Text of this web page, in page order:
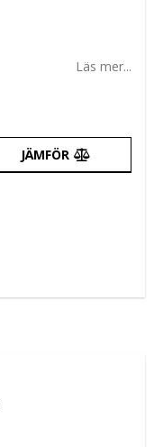
Läs mer...
JÄMFÖR